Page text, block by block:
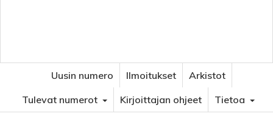
Uusin numero Ilmoitukset
Arkistot
Tulevat numerot
Kirjoittajan ohjeet Tietoa